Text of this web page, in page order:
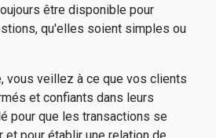
être disponible pour
qu'elles soient simples ou
vous veillez à ce que vos clients
et confiants dans leurs
pour que les transactions se